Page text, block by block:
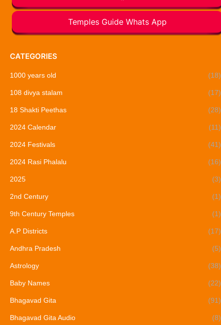
Temples Guide Whats App
CATEGORIES
1000 years old (18)
108 divya stalam (17)
18 Shakti Peethas (28)
2024 Calendar (11)
2024 Festivals (41)
2024 Rasi Phalalu (16)
2025 (3)
2nd Century (1)
9th Century Temples (1)
A.P Districts (17)
Andhra Pradesh (5)
Astrology (38)
Baby Names (22)
Bhagavad Gita (91)
Bhagavad Gita Audio (8)